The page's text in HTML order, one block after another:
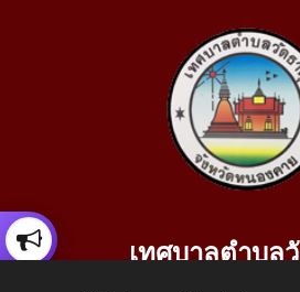
เทศบาลตำบล